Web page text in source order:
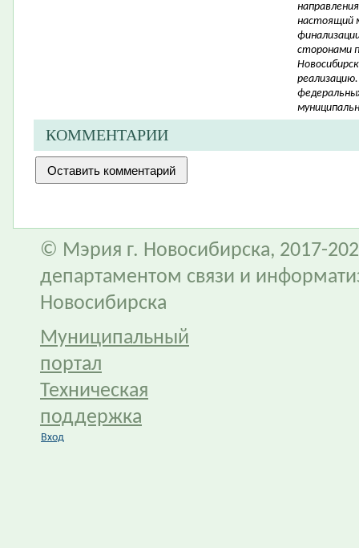
настоящий
сторонами
КОММЕНТАРИИ
© Мэрия г. Новосибирска, 2017-
департаментом связи и
Новосибирска
Муниципальный
портал
Техническая
поддержка
Вход